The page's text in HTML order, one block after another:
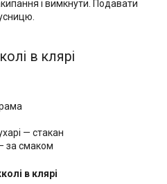
і вимкнути. Подавати
в клярі
— стакан
за смаком
в клярі